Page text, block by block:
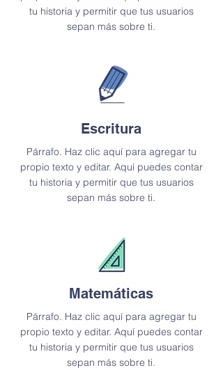
tu historia y permitir que tus usuarios
sepan más sobre ti.
Escritura
Párrafo. Haz clic aquí para agregar tu
propio texto y editar. Aquí puedes contar
tu historia y permitir que tus usuarios
sepan más sobre ti.
Matemáticas
Párrafo. Haz clic aquí para agregar tu
propio texto y editar. Aquí puedes contar
tu historia y permitir que tus usuarios
sepan más sobre ti.